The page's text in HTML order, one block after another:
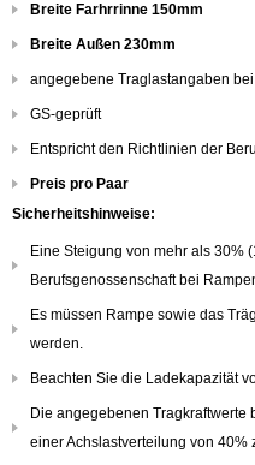
Breite Farhrrinne 150mm
Breite Außen 230mm
angegebene Traglastangaben
GS-geprüft
Entspricht den Richtlinien der
Preis pro Paar
Sicherheitshinweise:
Eine Steigung von mehr als 30%
Berufsgenossenschaft bei
Es müssen Rampe sowie das
werden.
Beachten Sie die Ladekapazität
Die angegebenen Tragkraftwerte
einer Achslastverteilung von 40%